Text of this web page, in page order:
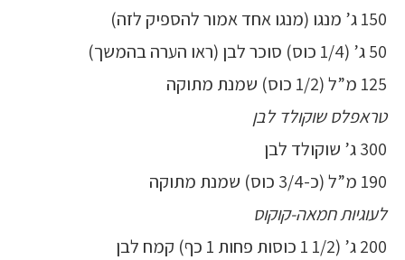
150 ג’ מנגו (מנגו אחד אמור להספיק לזה)
50 ג’ (1/4 כוס) סוכר לבן (ראו הערה בהמשך)
125 מ”ל (1/2 כוס) שמנת מתוקה
טראפלס שוקולד לבן
300 ג’ שוקולד לבן
190 מ”ל (כ-3/4 כוס) שמנת מתוקה
לעוגיות חמאה-קוקוס
200 ג’ (1/2 1 כוסות פחות 1 כף) קמח לבן